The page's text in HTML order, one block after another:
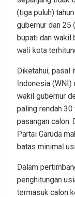
(tiga puluh)
gubernur dan 25
bupati dan wakil
wali kota
Diketahui, pasal
Indonesia (WNI)
wakil gubernur
paling rendah
pasangan calon.
Partai Garuda
batas minimal
Dalam
penghitungan
termasuk calon